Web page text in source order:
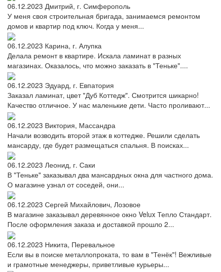
06.12.2023 Дмитрий, г. Симферополь
У меня своя строительная бригада, занимаемся ремонтом
домов и квартир под ключ. Когда у меня...
06.12.2023 Карина, г. Алупка
Делала ремонт в квартире. Искала ламинат в разных
магазинах. Оказалось, что можно заказать в "Теньке"....
06.12.2023 Эдуард, г. Евпатория
Заказал ламинат, цвет "Дуб Коттедж". Смотрится шикарно!
Качество отличное. У нас маленькие дети. Часто проливают...
06.12.2023 Виктория, Массандра
Начали возводить второй этаж в коттедже. Решили сделать
мансарду, где будет размещаться спальня. В поисках...
06.12.2023 Леонид, г. Саки
В "Теньке" заказывал два мансардных окна для частного дома.
О магазине узнал от соседей, они...
06.12.2023 Сергей Михайлович, Лозовое
В магазине заказывал деревянное окно Velux Тепло Стандарт.
После оформления заказа и доставкой прошло 2...
06.12.2023 Никита, Перевальное
Если вы в поиске металлопроката, то вам в "Тенёк"! Вежливые
и грамотные менеджеры, приветливые курьеры...